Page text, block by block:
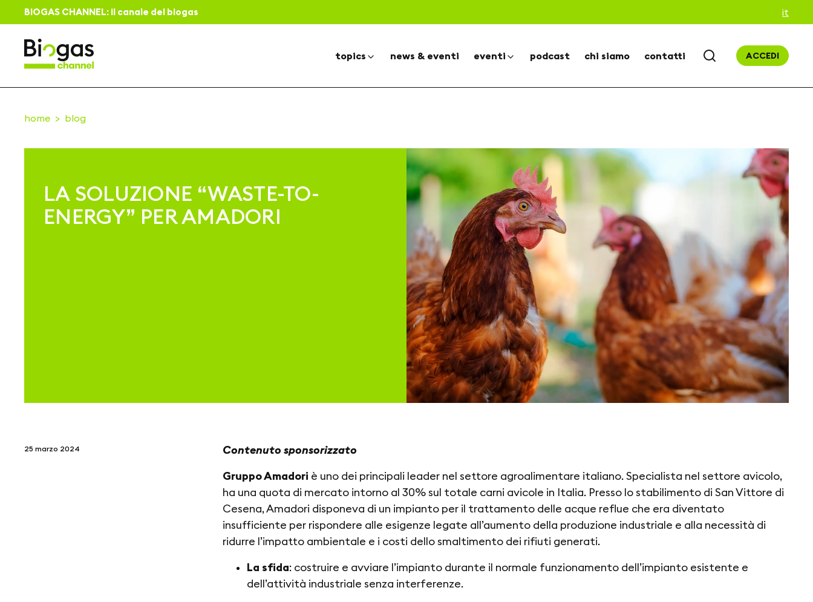
BIOGAS CHANNEL: il canale del biogas it
topics news & eventi eventi podcast chi siamo contatti ACCEDI
home blog
LA SOLUZIONE “WASTE-TO-
ENERGY” PER AMADORI
25 marzo 2024
Contenuto sponsorizzato
Gruppo Amadori è uno dei principali leader nel settore agroalimentare italiano. Specialista nel settore avicolo,
ha una quota di mercato intorno al 30% sul totale carni avicole in Italia. Presso lo stabilimento di San Vittore di
Cesena, Amadori disponeva di un impianto per il trattamento delle acque reflue che era diventato
insufficiente per rispondere alle esigenze legate all’aumento della produzione industriale e alla necessità di
ridurre l’impatto ambientale e i costi dello smaltimento dei rifiuti generati.
La sfida: costruire e avviare l’impianto durante il normale funzionamento dell’impianto esistente e
dell’attività industriale senza interferenze.